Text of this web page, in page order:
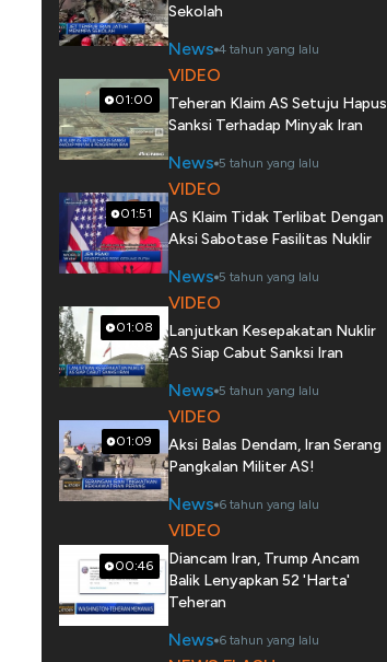
Sekolah
News 4 tahun yang lalu
01:00
VIDEO
Teheran Klaim AS Setuju Hapus
Sanksi Terhadap Minyak Iran
News 5 tahun yang lalu
01:51
VIDEO
AS Klaim Tidak Terlibat Dengan
Aksi Sabotase Fasilitas Nuklir
News 5 tahun yang lalu
01:08
VIDEO
Lanjutkan Kesepakatan Nuklir
AS Siap Cabut Sanksi Iran
News 5 tahun yang lalu
01:09
VIDEO
Aksi Balas Dendam, Iran Serang
Pangkalan Militer AS!
News 6 tahun yang lalu
00:46
VIDEO
Diancam Iran, Trump Ancam
Balik Lenyapkan 52 'Harta'
Teheran
News 6 tahun yang lalu